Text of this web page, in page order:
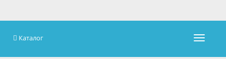
Каталог